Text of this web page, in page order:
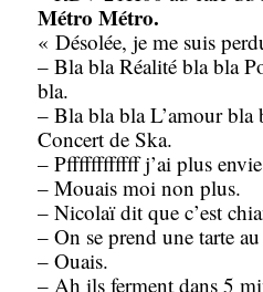
Métro Métro.
« Désolée, je me suis
– Bla bla Réalité bla bla
bla.
– Bla bla bla L’amour
Concert de Ska.
– Pffffffffffff j’ai plus
– Mouais moi non plus.
– Nicolaï dit que c’est
– On se prend une tarte
– Ouais.
– Ah ils ferment dans 5